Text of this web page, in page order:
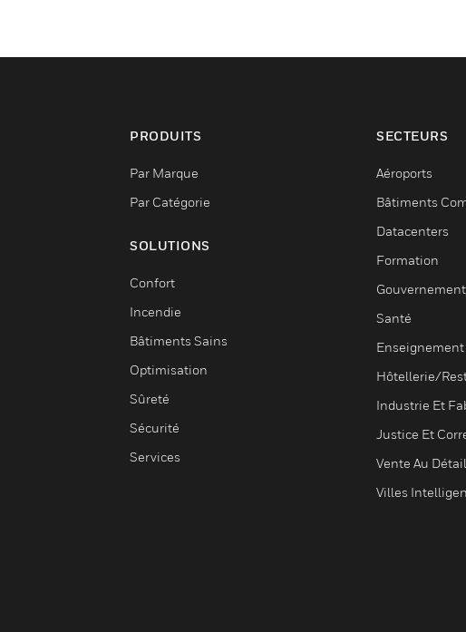
PRODUITS
Par Marque
Par Catégorie
SOLUTIONS
Confort
Incendie
Bâtiments Sains
Optimisation
Sûreté
Sécurité
Services
SECTEURS
Aéroports
Bâtiments
Datacenters
Formation
Santé
Hôtellerie/
Industrie Et
Justice Et
Vente Au Détail
Villes